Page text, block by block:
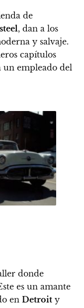
de
, dan a los
y salvaje.
capítulos
un empleado del
donde
es un amante
en Detroit y